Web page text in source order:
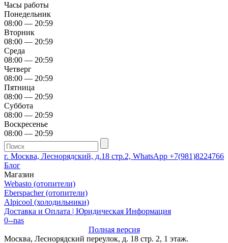
Часы работы
Понедельник
08:00 — 20:59
Вторник
08:00 — 20:59
Среда
08:00 — 20:59
Четверг
08:00 — 20:59
Пятница
08:00 — 20:59
Суббота
08:00 — 20:59
Воскресенье
08:00 — 20:59
г. Москва, Леснорядский, д.18 стр.2, WhatsApp +7(981)8224766
Блог
Магазин
Webasto (отопители)
Eberspacher (отопители)
Alpicool (холодильники)
Доставка и Оплата | Юридическая Информация
0--nas
Полная версия
Москва, Леснорядский переулок, д. 18 стр. 2, 1 этаж.